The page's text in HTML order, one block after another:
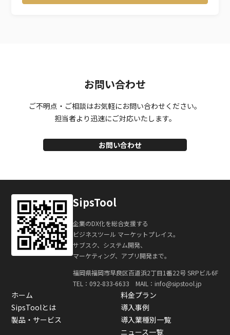
お問い合わせ
ご不明点・ご相談はお気軽にお問い合わせください。
担当者より迅速にご対応いたします。
お問い合わせ
SipsTool
企業のDX化を総合支援する
ビジネスツール マーケットプレイス。
サブスク、システム開発、
マーケティング、アプリ開発まで。
福岡県福岡市早良区百道浜2丁目1番22号 SRPビル6F
TEL： 092-833-6633 MAIL：info@sipstool.jp
ホーム
SipsToolとは
製品・サービス
料金プラン
導入事例
導入業種別一覧
ニュース一覧